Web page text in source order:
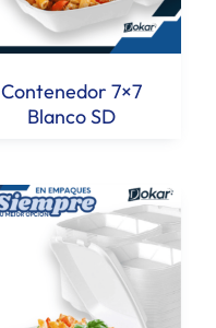
Contenedor 7×7
Blanco SD